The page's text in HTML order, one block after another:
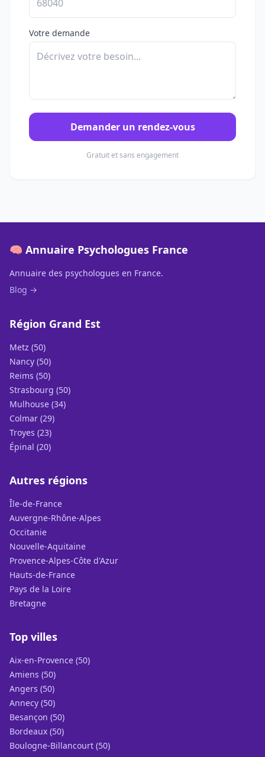
Votre demande
Demander un rendez-vous
Gratuit et sans engagement
🧠 Annuaire Psychologues France
Annuaire des psychologues en France.
Blog →
Région Grand Est
Metz (50)
Nancy (50)
Reims (50)
Strasbourg (50)
Mulhouse (34)
Colmar (29)
Troyes (23)
Épinal (20)
Autres régions
Île-de-France
Auvergne-Rhône-Alpes
Occitanie
Nouvelle-Aquitaine
Provence-Alpes-Côte d'Azur
Hauts-de-France
Pays de la Loire
Bretagne
Top villes
Aix-en-Provence (50)
Amiens (50)
Angers (50)
Annecy (50)
Besançon (50)
Bordeaux (50)
Boulogne-Billancourt (50)